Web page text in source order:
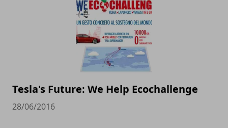
Tesla's Future: We Help Ecochallenge
28/06/2016